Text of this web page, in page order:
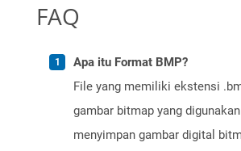
FAQ
Apa itu Format BMP?
File yang memiliki ekstensi
gambar bitmap yang
menyimpan gambar digital